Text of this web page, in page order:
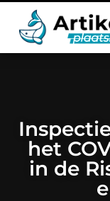
het
in de